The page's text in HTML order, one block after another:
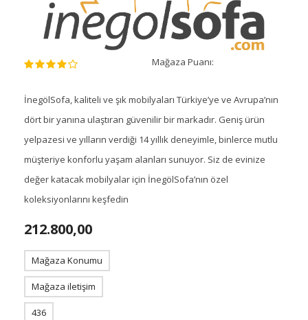
Mağaza Puanı:
İnegölSofa, kaliteli ve şık mobilyaları Türkiye’ye ve Avrupa’nın
dört bir yanına ulaştıran güvenilir bir markadır. Geniş ürün
yelpazesi ve yılların verdiği 14 yıllık deneyimle, binlerce mutlu
müşteriye konforlu yaşam alanları sunuyor. Siz de evinize
değer katacak mobilyalar için İnegölSofa’nın özel
koleksiyonlarını keşfedin
212.800,00
Mağaza Konumu
Mağaza iletişim
436